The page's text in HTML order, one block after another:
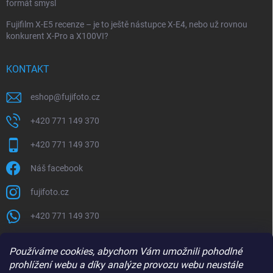
Používáme cookies, abychom Vám umožnili pohodlné
prohlížení webu a díky analýze provozu webu neustále
formát smysl
Fujifilm X-E5 recenze – je to ještě nástupce X-E4, nebo už rovnou
konkurent X-Pro a X100VI?
KONTAKT
eshop@fujifoto.cz
+420 771 149 370
+420 771 149 370
Náš facebook
fujifoto.cz
+420 771 149 370
PŘIJÍMÁME ONLINE PLATBY